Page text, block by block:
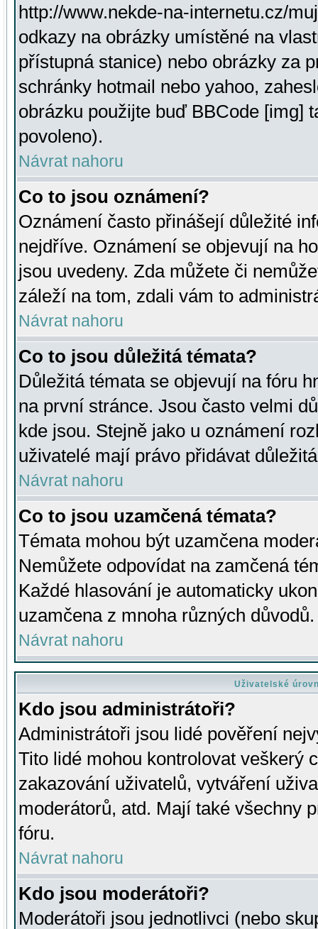
http://www.nekde-na-internetu.cz/
odkazy na obrázky umístěné na
přístupná stanice) nebo obrázky za
schránky hotmail nebo yahoo,
obrázku použijte buď BBCode [img]
povoleno).
Návrat nahoru
Co to jsou oznámení?
Oznámení často přinášejí důležité
nejdříve. Oznámení se objevují na
jsou uvedeny. Zda můžete či
záleží na tom, zdali vám to
Návrat nahoru
Co to jsou důležitá témata?
Důležitá témata se objevují na fóru
na první stránce. Jsou často velmi
kde jsou. Stejně jako u oznámení
uživatelé mají právo přidávat
Návrat nahoru
Co to jsou uzamčená témata?
Témata mohou být uzamčena
Nemůžete odpovídat na zamčená
Každé hlasování je automaticky
uzamčena z mnoha různých důvodů.
Návrat nahoru
Uživatelské
Kdo jsou administrátoři?
Administrátoři jsou lidé pověření
Tito lidé mohou kontrolovat veškerý
zakazování uživatelů, vytváření
moderátorů, atd. Mají také všechny
fóru.
Návrat nahoru
Kdo jsou moderátoři?
Moderátoři jsou jednotlivci (nebo